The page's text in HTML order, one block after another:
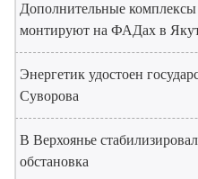
Дополнительные
монтируют на ФАДах в
Энергетик удостоен
Суворова
В Верхоянье
обстановка